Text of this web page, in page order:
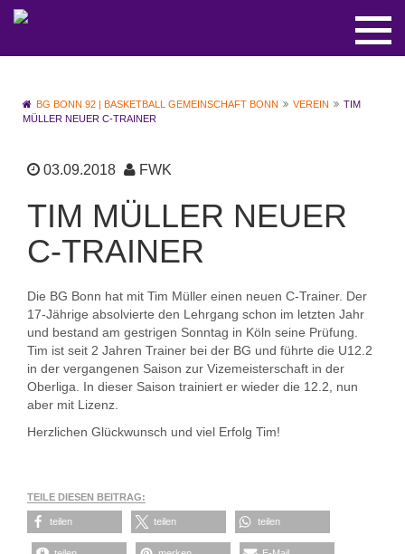
BG BONN 92 | BASKETBALL GEMEINSCHAFT BONN VEREIN
TIM
MÜLLER NEUER C-TRAINER
03.09.2018 FWK
TIM MÜLLER NEUER
C-TRAINER
Die BG Bonn hat mit Tim Müller einen neuen C-Trainer. Der
17-Jährige absolvierte den Lehrgang schon im letzten Jahr
und bestand am gestrigen Sonntag in Köln seine Prüfung.
Tim ist seit 2 Jahren Trainer bei der BG und führte die U12.2
in der vergangenen Saison zur Vizemeisterschaft in der
Oberliga. In dieser Saison trainiert er wieder die 12.2, nun
aber mit Lizenz.
Herzlichen Glückwunsch und viel Erfolg Tim!
TEILE DIESEN BEITRAG:
teilen teilen teilen